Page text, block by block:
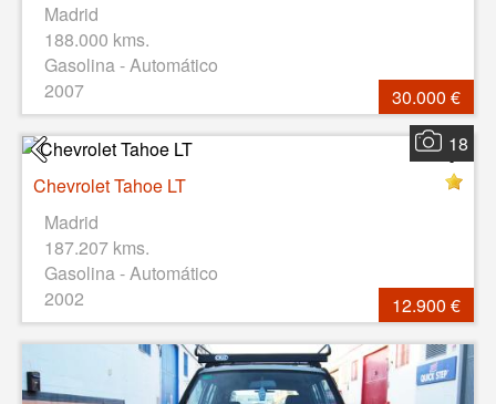
Madrid
188.000 kms.
Gasolina - Automático
2007
30.000 €
18
Chevrolet Tahoe LT
Madrid
187.207 kms.
Gasolina - Automático
2002
12.900 €